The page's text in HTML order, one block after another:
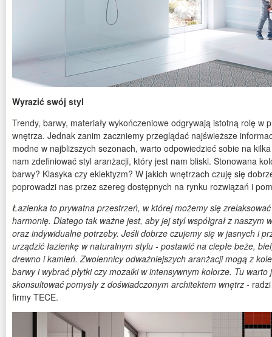
Wyrazić swój styl
Trendy, barwy, materiały wykończeniowe odgrywają istotną rolę w
wnętrza. Jednak zanim zaczniemy przeglądać najświeższe
modne w najbliższych sezonach, warto odpowiedzieć sobie na
nam zdefiniować styl aranżacji, który jest nam bliski. Stonowana
barwy? Klasyka czy eklektyzm? W jakich wnętrzach czuję się
poprowadzi nas przez szereg dostępnych na rynku rozwiązań i
Łazienka to prywatna przestrzeń, w której możemy się
harmonię. Dlatego tak ważne jest, aby jej styl współgrał z naszym
oraz indywidualne potrzeby. Jeśli dobrze czujemy się w jasnych i
urządzić łazienkę w naturalnym stylu - postawić na ciepłe beże,
drewno i kamień. Zwolennicy odważniejszych aranżacji mogą z
barwy i wybrać płytki czy mozaiki w intensywnym kolorze. Tu
skonsultować pomysły z doświadczonym architektem wnętrz -
firmy TECE.